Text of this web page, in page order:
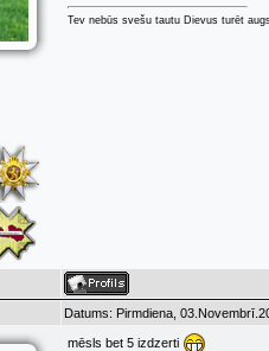
Tev nebūs svešu tautu Dievus turēt
Datums: Pirmdiena,
mēsls bet 5 izdzerti